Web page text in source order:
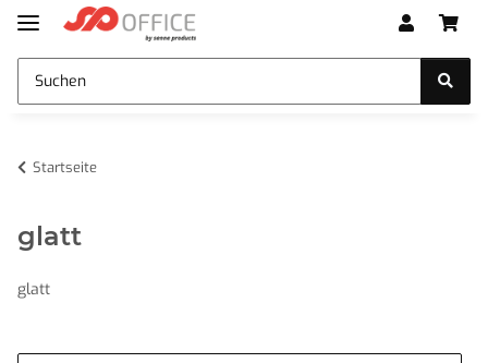
Startseite
glatt
glatt